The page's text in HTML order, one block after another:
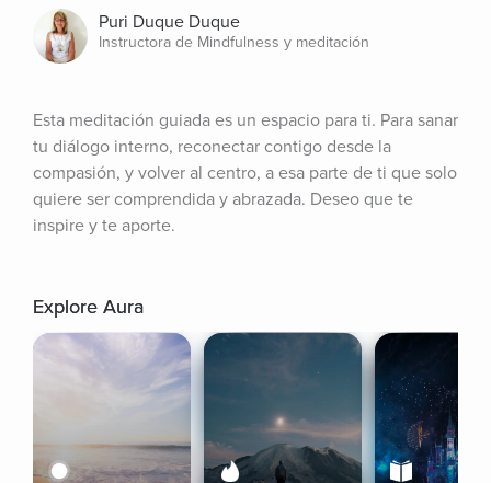
Puri Duque Duque
Instructora de Mindfulness y meditación
Esta meditación guiada es un espacio para ti. Para sanar
tu diálogo interno, reconectar contigo desde la
compasión, y volver al centro, a esa parte de ti que solo
quiere ser comprendida y abrazada. Deseo que te
inspire y te aporte.
Explore Aura